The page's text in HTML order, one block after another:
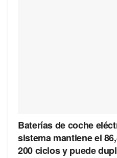
Baterías de coche
sistema mantiene el
200 ciclos y puede